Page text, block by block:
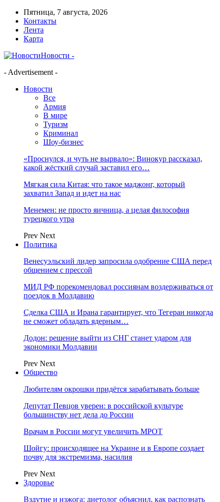
Пятница, 7 августа, 2026
Контакты
Лента
Карта
Новости -
- Advertisement -
Новости
Все
Армия
В мире
Туризм
Криминал
Шоу-бизнес
«Проснулся, и чуть не вырвало»: Винокур рассказал,
какой жёсткий случай заставил его…
Мягкая сила Китая: что такое маджонг, который
захватил Запад и идет на нас
Менемен: не просто яичница, а целая философия
турецкого утра
Prev Next
Политика
Венесуэльский лидер запросила одобрение США перед
общением с прессой
МИД РФ порекомендовал россиянам воздерживаться от
поездок в Молдавию
Сделка США и Ирана гарантирует, что Тегеран никогда
не сможет обладать ядерным…
Додон: решение выйти из СНГ станет ударом для
экономики Молдавии
Prev Next
Общество
Любителям окрошки придётся зарабатывать больше
Депутат Певцов уверен: в российской культуре
большинству нет дела до России
Врачам в России могут увеличить МРОТ
Шойгу: происходящее на Украине и в Европе создает
почву для экстремизма, насилия
Prev Next
Здоровье
Вздутие и изжога: диетолог объяснил, как распознать